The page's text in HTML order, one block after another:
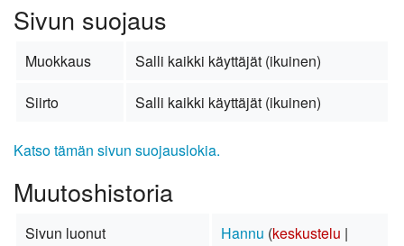
Sivun suojaus
Muokkaus
Salli kaikki käyttäjät (ikuinen)
Siirto
Salli kaikki käyttäjät (ikuinen)
Katso tämän sivun suojauslokia.
Muutoshistoria
Sivun luonut Hannu (keskustelu |